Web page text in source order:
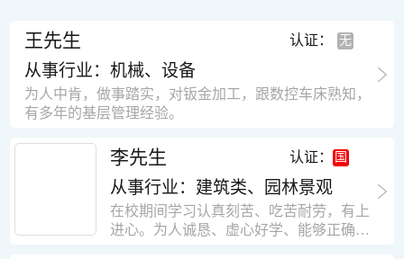
王先生 认证：
从事行业：机械、设备
为人中肯，做事踏实，对钣金加工，跟数控车床熟知，
有多年的基层管理经验。
李先生 认证：
从事行业：建筑类、园林景观
在校期间学习认真刻苦、吃苦耐劳，有上
进心。为人诚恳、虚心好学、能够正确对